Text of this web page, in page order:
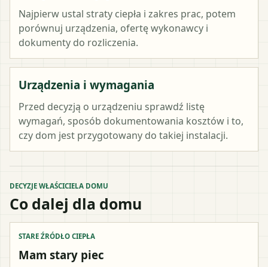
Najpierw ustal straty ciepła i zakres prac, potem
porównuj urządzenia, ofertę wykonawcy i
dokumenty do rozliczenia.
Urządzenia i wymagania
Przed decyzją o urządzeniu sprawdź listę
wymagań, sposób dokumentowania kosztów i to,
czy dom jest przygotowany do takiej instalacji.
DECYZJE WŁAŚCICIELA DOMU
Co dalej dla domu
STARE ŹRÓDŁO CIEPŁA
Mam stary piec